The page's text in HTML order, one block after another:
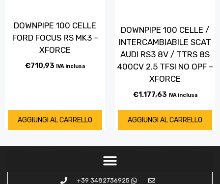
DOWNPIPE 100 CELLE
FORD FOCUS RS MK3 –
XFORCE
€710,93 IVA inclusa
AGGIUNGI AL CARRELLO
DOWNPIPE 100 CELLE /
INTERCAMBIABILE SCAT
AUDI RS3 8V / TTRS 8S
400CV 2.5 TFSI NO OPF –
XFORCE
€1.177,63 IVA inclusa
AGGIUNGI AL CARRELLO
+39 3482736925